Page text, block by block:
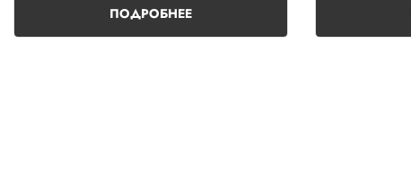
ПОДРОБНЕЕ